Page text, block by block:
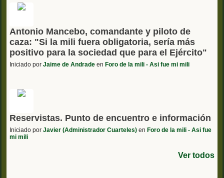
Antonio Mancebo, comandante y piloto de
caza: "Si la mili fuera obligatoria, sería más
positivo para la sociedad que para el Ejército"
Iniciado por Jaime de Andrade en Foro de la mili - Asi fue mi mili
Reservistas. Punto de encuentro e información
Iniciado por Javier (Administrador Cuarteles) en Foro de la mili - Asi fue
mi mili
Ver todos